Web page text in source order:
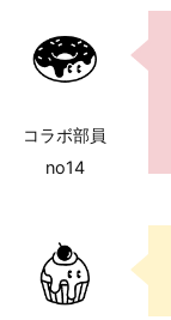
コラボ部員
no14